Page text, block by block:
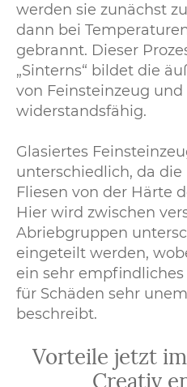
werden sie zunächst
dann bei
gebrannt. Dieser
„Sinterns“ bildet die
von Feinsteinzeug
widerstandsfähig.
Glasiertes
unterschiedlich, da
Fliesen von der Härte
Hier wird zwischen
Abriebgruppen
eingeteilt werden,
ein sehr
für Schäden sehr
beschreibt.
Vorteile jetzt
Creativ